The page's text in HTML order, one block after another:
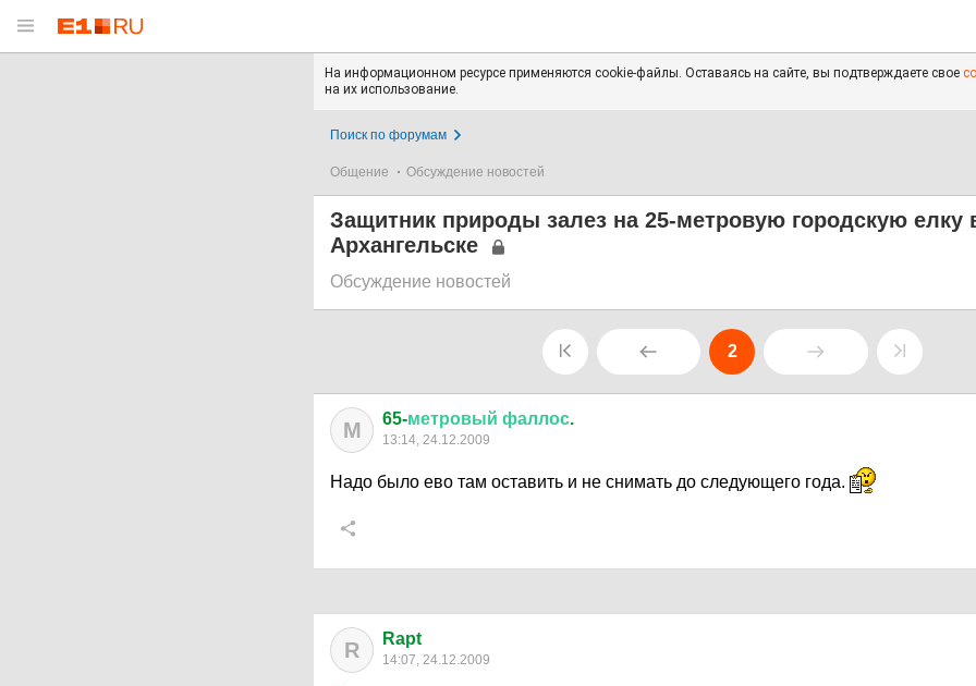
На информационном ресурсе применяются cookie-файлы. Оставаясь на сайте, вы подтверждаете свое
на их использование.
Поиск по форумам
Общение Обсуждение новостей
Защитник природы залез на 25-метровую городскую елку
Архангельске
Обсуждение новостей
2
М 65-метровый фаллос.
13:14, 24.12.2009
Надо было ево там оставить и не снимать до следующего года.
R Rapt
14:07, 24.12.2009